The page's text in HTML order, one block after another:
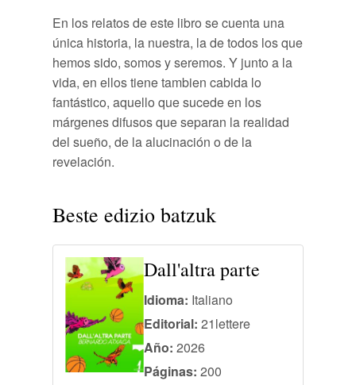
En los relatos de este libro se cuenta una
única historia, la nuestra, la de todos los que
hemos sido, somos y seremos. Y junto a la
vida, en ellos tiene tambien cabida lo
fantástico, aquello que sucede en los
márgenes difusos que separan la realidad
del sueño, de la alucinación o de la
revelación.
Beste edizio batzuk
Dall'altra parte
Idioma: Italiano
Editorial: 21lettere
Año: 2026
Páginas: 200